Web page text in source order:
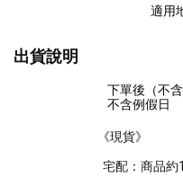
適用
出貨說明
下單後（不
不含例假日
《現貨》
宅配：商品約1-2